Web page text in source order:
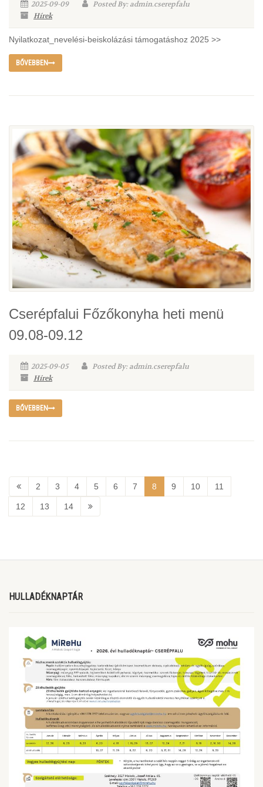
2025-09-09
Posted By: admin.cserepfalu
Hírek
Nyilatkozat_nevelési-beiskolázási támogatáshoz 2025 >>
BŐVEBBEN
Cserépfalui Főzőkonyha heti menü
09.08-09.12
2025-09-05
Posted By: admin.cserepfalu
Hírek
BŐVEBBEN
2 3 4 5 6 7 8 9 10 11
12 13 14
HULLADÉKNAPTÁR